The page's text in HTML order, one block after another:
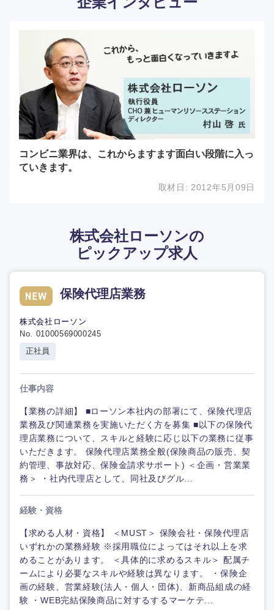
コンビニ業界は、これからますます面白い段階に入っ
ていきます。
取材日: 2012年5月09日
株式会社ローソンの
ピックアップ求人
保険代理店業務
株式会社ローソン
No. 01000569000245
正社員
仕事内容
【業務の詳細】 ■ローソン本社内の部署にて、保険代理店
業務及び関連業務を実施いただく方を募集 ■以下の保険代
理店業務について、スキルと経験に応じ以下の業務に従事
いただきます。 保険代理店業務全般(保険商品の販売、契
約管理、事故対応、保険金請求サポート) ＜企画・営業業
務＞ ・社内代理店として、同社及びグル...
経験・資格
【求める人材・資格】 ＜MUST＞ 保険会社・保険代理店
いずれかの業務経験 ※採用職位によってはそれ以上を求
めることがあります。 ＜具体的に求めるスキル＞ 配属チ
ームにより必要なスキルや経験は異なります。 ・保険企
画の経験、営業経験(法人・個人・団体)、新商品組成の経
験 ・WEB完結保険商品に対するするマーケテ...